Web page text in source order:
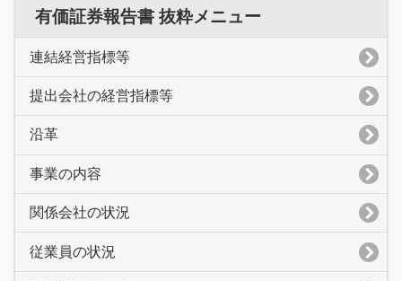
有価証券報告書 抜粋メニュー
連結経営指標等
提出会社の経営指標等
沿革
事業の内容
関係会社の状況
従業員の状況